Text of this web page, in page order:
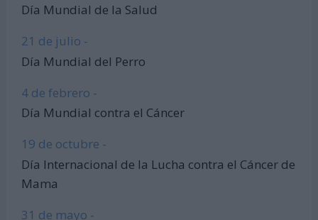
Día Mundial de la Salud
21 de julio -
Día Mundial del Perro
4 de febrero -
Día Mundial contra el Cáncer
19 de octubre -
Día Internacional de la Lucha contra el Cáncer de
Mama
31 de mayo -